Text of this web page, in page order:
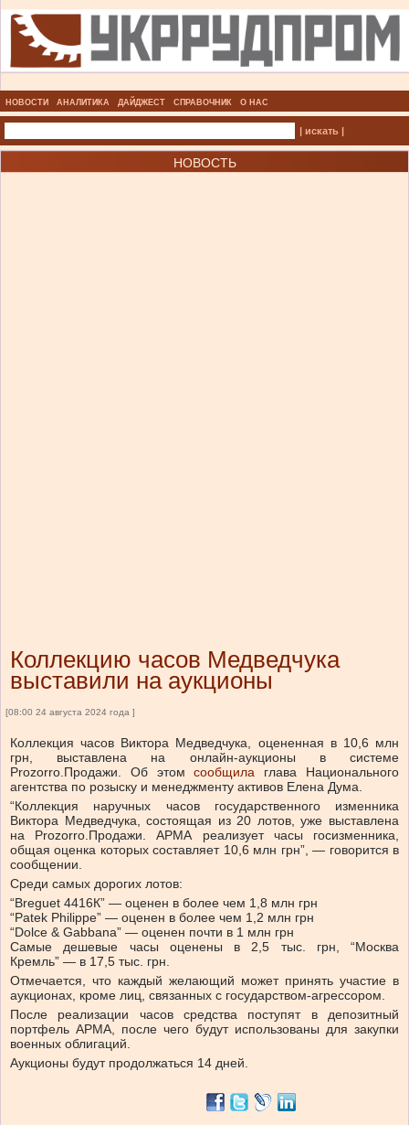
НОВОСТИ АНАЛИТИКА ДАЙДЖЕСТ СПРАВОЧНИК О НАС
| искать |
НОВОСТЬ
Коллекцию часов Медведчука
выставили на аукционы
[08:00 24 августа 2024 года ]
Коллекция часов Виктора Медведчука, оцененная в 10,6 млн
грн, выставлена на онлайн-аукционы в системе
Prozorro.Продажи. Об этомсообщила глава Национального
агентства по розыску и менеджменту активов Елена Дума.
“Коллекция наручных часов государственного изменника
Виктора Медведчука, состоящая из 20 лотов, уже выставлена
на Prozorro.Продажи. АРМА реализует часы госизменника,
общая оценка которых составляет 10,6 млн грн”, — говорится в
сообщении.
Среди самых дорогих лотов:
“Breguet 4416К” — оценен в более чем 1,8 млн грн
“Patek Philippe” — оценен в более чем 1,2 млн грн
“Dolce & Gabbana” — оценен почти в 1 млн грн
Самые дешевые часы оценены в 2,5 тыс. грн, “Москва
Кремль” — в 17,5 тыс. грн.
Отмечается, что каждый желающий может принять участие в
аукционах, кроме лиц, связанных с государством-агрессором.
После реализации часов средства поступят в депозитный
портфель АРМА, после чего будут использованы для закупки
военных облигаций.
Аукционы будут продолжаться 14 дней.